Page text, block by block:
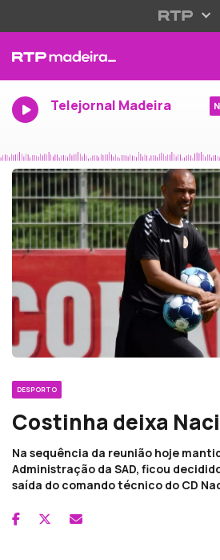
Telejornal Madeira
DESPORTO
Costinha deixa
Na sequência da reunião hoje
Administração da SAD, ficou
saída do comando técnico do CD